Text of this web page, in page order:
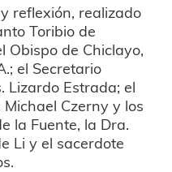
reflexión, realizado
Toribio de
Obispo de Chiclayo,
el Secretario
Lizardo Estrada; el
Czerny y los
la Fuente, la Dra.
Li y el sacerdote